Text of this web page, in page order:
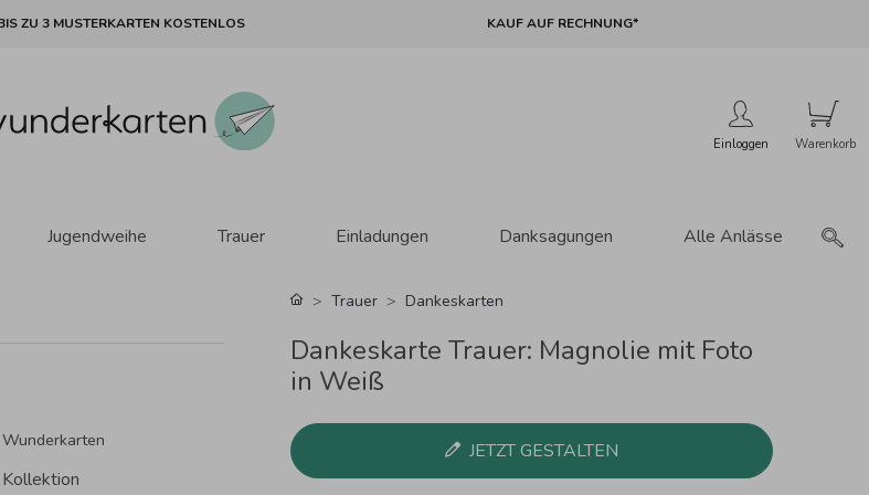
ZU 3 MUSTERKARTEN KOSTENLOS KAUF AUF RECHNUNG*
Einloggen
Jugendweihe Trauer Einladungen Danksagungen Alle Anlässe
Wunderkarten
Kollektion
Trauer Dankeskarten
Dankeskarte Trauer: Magnolie mit Foto
in Weiß
JETZT GESTALTEN